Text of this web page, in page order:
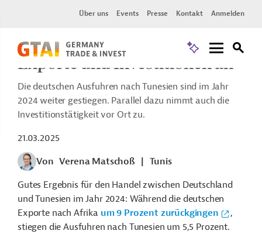
Über uns Events Presse Kontakt Anmelden
Wirtschaftsumfeld | Tunesien |
Tunesien zieht mehr deutsche
Exporte und Investitionen an
Die deutschen Ausfuhren nach Tunesien sind im Jahr
2024 weiter gestiegen. Parallel dazu nimmt auch die
Investitionstätigkeit vor Ort zu.
21.03.2025
Von Verena Matschoß
Tunis
Gutes Ergebnis für den Handel zwischen Deutschland
und Tunesien im Jahr 2024: Während die deutschen
Exporte nach Afrika um 9 Prozent zurückgingen
,
stiegen die Ausfuhren nach Tunesien um 5,5 Prozent.